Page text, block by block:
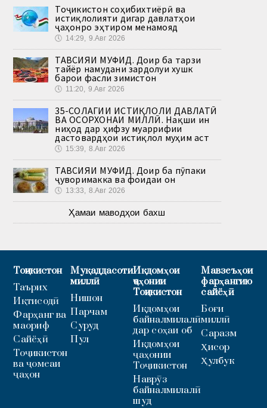
Тоҷикистон соҳибихтиёрӣ ва
истиқлолияти дигар давлатҳои
ҷаҳонро эҳтиром менамояд
🕔 14:29, 9.Авг 2026
ТАВСИЯИ МУФИД. Доир ба тарзи
тайёр намудани зардолуи хушк
барои фасли зимистон
🕔 11:20, 9.Авг 2026
35-СОЛАГИИ ИСТИҚЛОЛИ ДАВЛАТӢ
ВА ОСОРХОНАИ МИЛЛӢ. Нақши ин
ниҳод дар ҳифзу муаррифии
дастовардҳои истиқлол муҳим аст
🕔 15:39, 8.Авг 2026
ТАВСИЯИ МУФИД. Доир ба пӯпаки
ҷуворимакка ва фоидаи он
🕔 13:33, 8.Авг 2026
Ҳамаи маводҳои бахш
Тоҷикистон
Таърих
Иқтисодӣ
Фарҳанг ва
маориф
Сайёҳӣ
Тоҷикистон
ва ҷомеаи
ҷаҳон
Муқаддасоти
миллӣ
Нишон
Парчам
Суруд
Пул
Иқдомҳои
ҷаҳонии
Тоҷикистон
Иқдомҳои
байналмилалӣ
дар соҳаи об
Иқдомҳои
ҷаҳонии
Тоҷикистон
Наврӯз
байналмилалӣ
шуд
Мавзеъҳои
фарҳангию
сайёҳӣ
Боғи
миллӣ
Саразм
Ҳисор
Ҳулбук